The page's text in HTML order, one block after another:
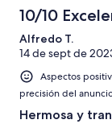
10/10
Alfredo T.
14 de sept de
Aspectos
precisión del
Hermosa y